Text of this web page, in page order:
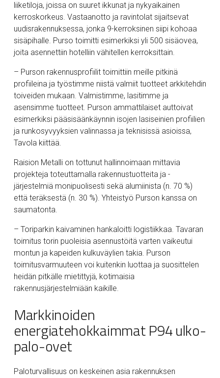
liiketiloja, joissa on suuret ikkunat ja nykyaikainen
kerroskorkeus. Vastaanotto ja ravintolat sijaitsevat
uudisrakennuksessa, jonka 9-kerroksinen siipi kohoaa
sisäpihalle. Purso toimitti esimerkiksi yli 500 sisäovea,
joita asennettiin hotelliin vähitellen kerroksittain.
– Purson rakennusprofiilit toimittiin meille pitkinä
profiileina ja työstimme niistä valmiit tuotteet arkkitehdin
toiveiden mukaan. Valmistimme, lasitimme ja
asensimme tuotteet. Purson ammattilaiset auttoivat
esimerkiksi pääsisäänkäynnin isojen lasiseinien profiilien
ja runkosyvyyksien valinnassa ja teknisissä asioissa,
Tavola kiittää.
Raision Metalli on tottunut hallinnoimaan mittavia
projekteja toteuttamalla rakennustuotteita ja -
järjestelmiä monipuolisesti sekä alumiinista (n. 70 %)
että teräksestä (n. 30 %). Yhteistyö Purson kanssa on
saumatonta.
– Toriparkin kaivaminen hankaloitti logistiikkaa. Tavaran
toimitus torin puoleisia asennustöitä varten vaikeutui
montun ja kapeiden kulkuväylien takia. Purson
toimitusvarmuuteen voi kuitenkin luottaa ja suosittelen
heidän pitkälle mietittyjä, kotimaisia
rakennusjärjestelmiään kaikille.
Markkinoiden
energiatehokkaimmat P94 ulko-
palo-ovet
Paloturvallisuus on keskeinen asia rakennuksen